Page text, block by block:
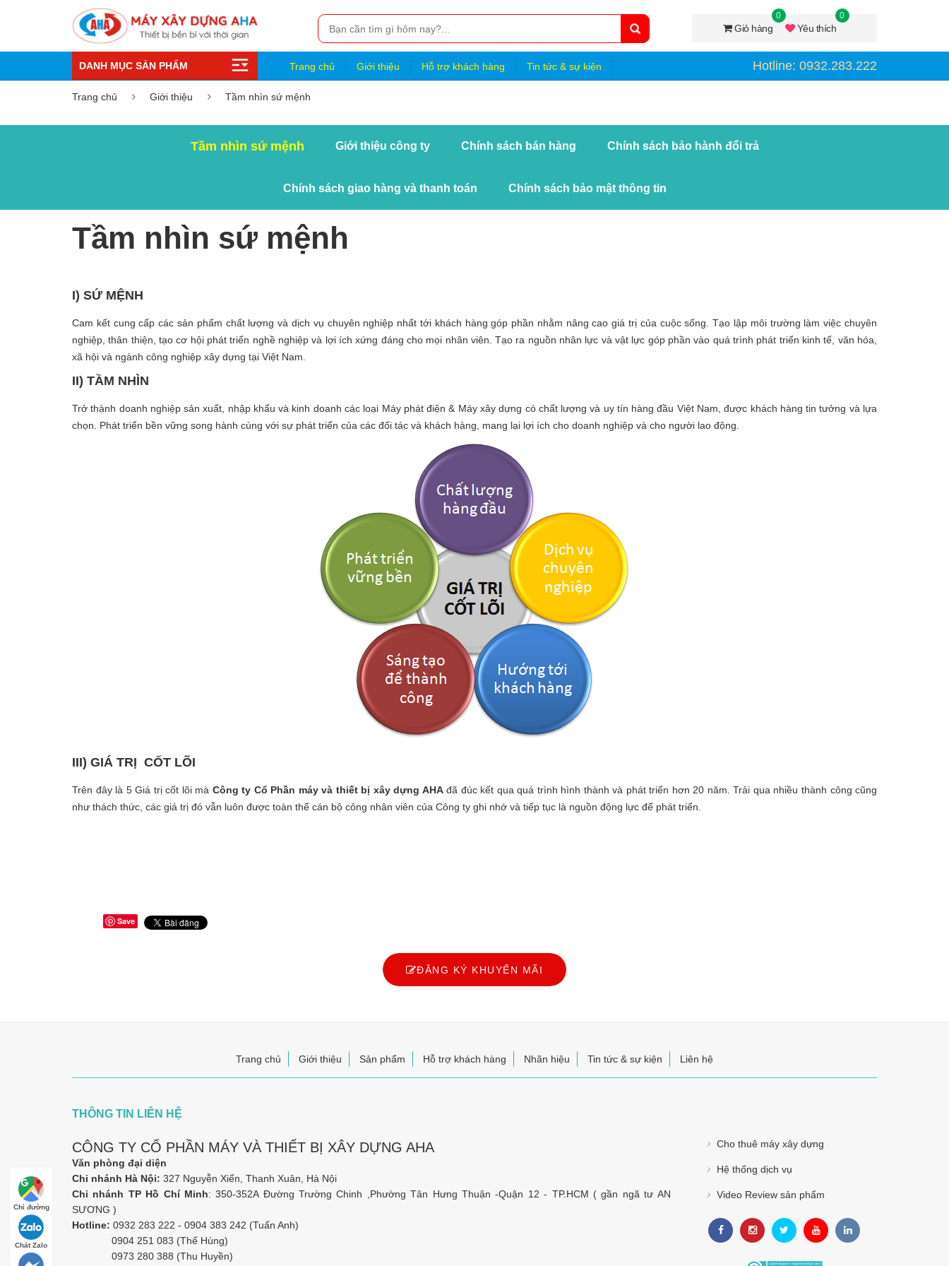
Giỏ hàng
0
Yêu thích
0
DANH MỤC SẢN PHẨM Trang chủ Giới thiệu Hỗ trợ khách hàng Tin tức & sự kiện Hotline: 0932.283.222
Trang chủ Giới thiệu Tầm nhìn sứ mệnh
Tầm nhìn sứ mệnh Giới thiệu công ty Chính sách bán hàng Chính sách bảo hành đổi trả
Chính sách giao hàng và thanh toán Chính sách bảo mật thông tin
Tầm nhìn sứ mệnh
I) SỨ MỆNH
Cam kết cung cấp các sản phẩm chất lượng và dịch vụ chuyên nghiệp nhất tới khách hàng góp phần nhằm nâng cao giá trị của cuộc sống. Tạo lập môi trường làm việc chuyên
nghiệp, thân thiện, tạo cơ hội phát triển nghề nghiệp và lợi ích xứng đáng cho mọi nhân viên. Tạo ra nguồn nhân lực và vật lực góp phần vào quá trình phát triển kinh tế, văn hóa,
xã hội và ngành công nghiệp xây dựng tại Việt Nam.
II) TẦM NHÌN
Trở thành doanh nghiệp sản xuất, nhập khẩu và kinh doanh các loại Máy phát điện & Máy xây dựng có chất lượng và uy tín hàng đầu Việt Nam, được khách hàng tin tưởng và lựa
chọn. Phát triển bền vững song hành cùng với sự phát triển của các đối tác và khách hàng, mang lại lợi ích cho doanh nghiệp và cho người lao động.
III) GIÁ TRỊ CỐT LÕI
Trên đây là 5 Giá trị cốt lõi mà Công ty Cổ Phần máy và thiết bị xây dựng AHAđã đúc kết qua quá trình hình thành và phát triển hơn 20 năm. Trải qua nhiều thành công cũng
như thách thức, các giá trị đó vẫn luôn được toàn thể cán bộ công nhân viên của Công ty ghi nhớ và tiếp tục là nguồn động lực để phát triển.
Save
ĐĂNG KÝ KHUYẾN MÃI
Trang chủ Giới thiệu Sản phẩm Hỗ trợ khách hàng Nhãn hiệu Tin tức & sự kiện Liên hệ
THÔNG TIN LIÊN HỆ
CÔNG TY CỔ PHẦN MÁY VÀ THIẾT BỊ XÂY DỰNG AHA
Văn phòng đại diện
Chi nhánh Hà Nội: 327 Nguyễn Xiển, Thanh Xuân, Hà Nội
Chi nhánh TP Hồ Chí Minh: 350-352A Đường Trường Chinh ,Phường Tân Hưng Thuận -Quận 12 - TP.HCM ( gần ngã tư AN
SƯƠNG )
Hotline: 0932 283 222 - 0904 383 242 (Tuấn Anh)
0904 251 083 (Thế Hùng)
0973 280 388 (Thu Huyền)
Cho thuê máy xây dựng
Hệ thống dịch vụ
Video Review sản phẩm
Chỉ đường
Chát Zalo